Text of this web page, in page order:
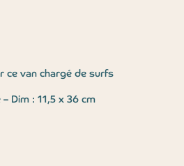
ce van chargé de surfs
Dim : 11,5 x 36 cm